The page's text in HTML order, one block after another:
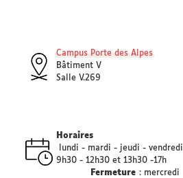
Campus Porte des Alpes
Bâtiment V
Salle V.269
Horaires
lundi - mardi - jeudi - vendredi
9h30 - 12h30 et 13h30 -17h
Fermeture : mercredi